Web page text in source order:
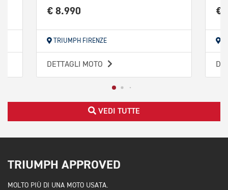
€ 8.990
TRIUMPH FIRENZE
DETTAGLI MOTO
€
VEDI TUTTE
TRIUMPH APPROVED
MOLTO PIÙ DI UNA MOTO USATA.